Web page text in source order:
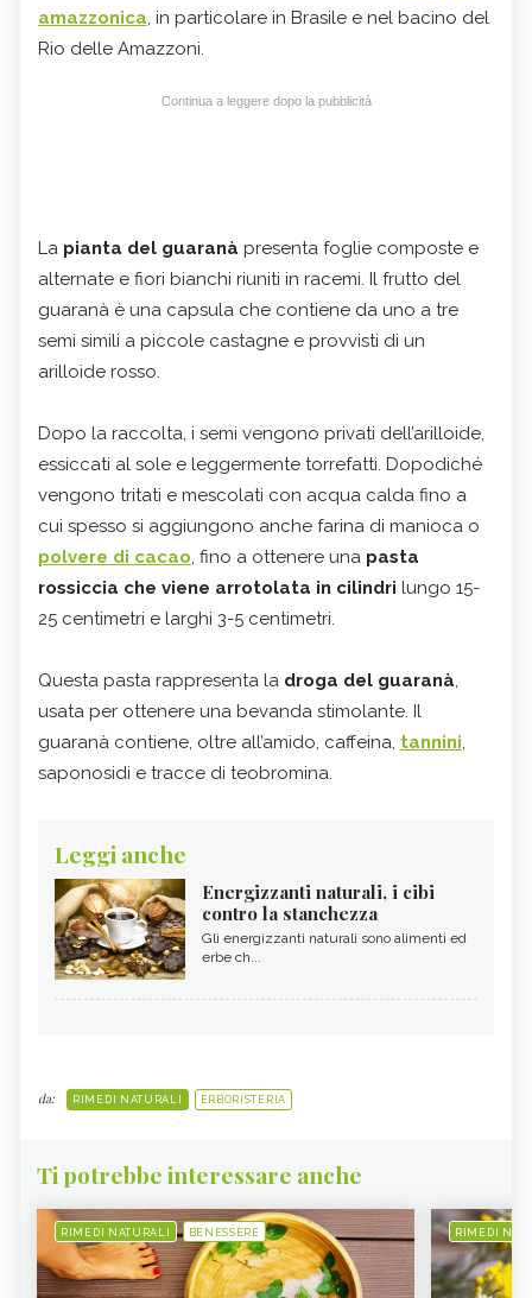
amazzonica, in particolare in Brasile e nel bacino del
Rio delle Amazzoni.
Continua a leggere dopo la pubblicità
La pianta del guaranà presenta foglie composte e
alternate e fiori bianchi riuniti in racemi. Il frutto del
guaranà è una capsula che contiene da uno a tre
semi simili a piccole castagne e provvisti di un
arilloide rosso.
Dopo la raccolta, i semi vengono privati dell’arilloide,
essiccati al sole e leggermente torrefatti. Dopodiché
vengono tritati e mescolati con acqua calda fino a
cui spesso si aggiungono anche farina di manioca o
polvere di cacao, fino a ottenere una pasta
rossiccia che viene arrotolata in cilindri lungo 15-
25 centimetri e larghi 3-5 centimetri.
Questa pasta rappresenta la droga del guaranà,
usata per ottenere una bevanda stimolante. Il
guaranà contiene, oltre all’amido, caffeina, tannini,
saponosidi e tracce di teobromina.
Leggi anche
Energizzanti naturali, i cibi
contro la stanchezza
Gli energizzanti naturali sono alimenti ed
erbe ch...
da: RIMEDI NATURALI ERBORISTERIA
Ti potrebbe interessare anche
RIMEDI NATURALI BENESSERE RIMEDI